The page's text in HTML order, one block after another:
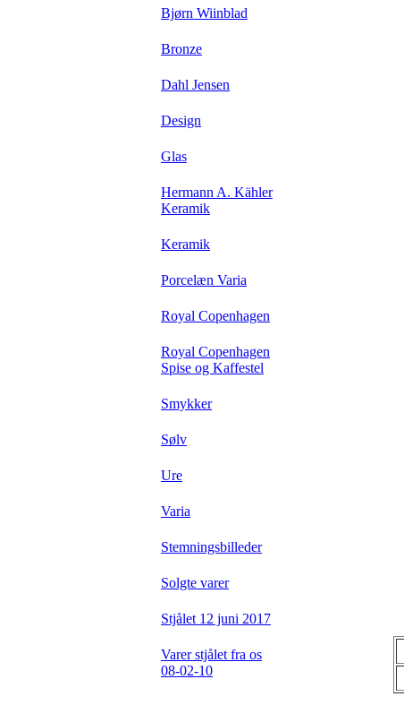
Bjørn Wiinblad
Bronze
Dahl Jensen
Design
Glas
Hermann A. Kähler
Keramik
Keramik
Porcelæn Varia
Royal Copenhagen
Royal Copenhagen
Spise og Kaffestel
Smykker
Sølv
Ure
Varia
Stemningsbilleder
Solgte varer
Stjålet 12 juni 2017
Varer stjålet fra os
08-02-10